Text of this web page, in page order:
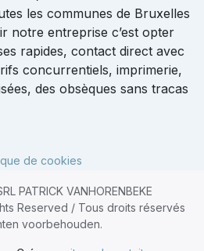
les communes de Bruxelles
notre entreprise c’est opter
rapides, contact direct avec
concurrentiels, imprimerie,
des obsèques sans tracas
de cookies
PATRICK VANHORENBEKE
Reserved / Tous droits réservés
voorbehouden.